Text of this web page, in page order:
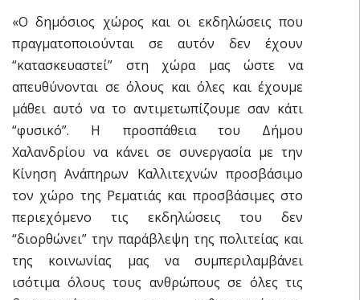
«Ο δημόσιος χώρος και οι εκδηλώσεις που
πραγματοποιούνται σε αυτόν δεν έχουν
“κατασκευαστεί” στη χώρα μας ώστε να
απευθύνονται σε όλους και όλες και έχουμε
μάθει αυτό να το αντιμετωπίζουμε σαν κάτι
“φυσικό”. Η προσπάθεια του Δήμου
Χαλανδρίου να κάνει σε συνεργασία με την
Κίνηση Ανάπηρων Καλλιτεχνών προσβάσιμο
τον χώρο της Ρεματιάς και προσβάσιμες στο
περιεχόμενο τις εκδηλώσεις του δεν
“διορθώνει” την παράβλεψη της πολιτείας και
της κοινωνίας μας να συμπεριλαμβάνει
ισότιμα όλους τους ανθρώπους σε όλες τις